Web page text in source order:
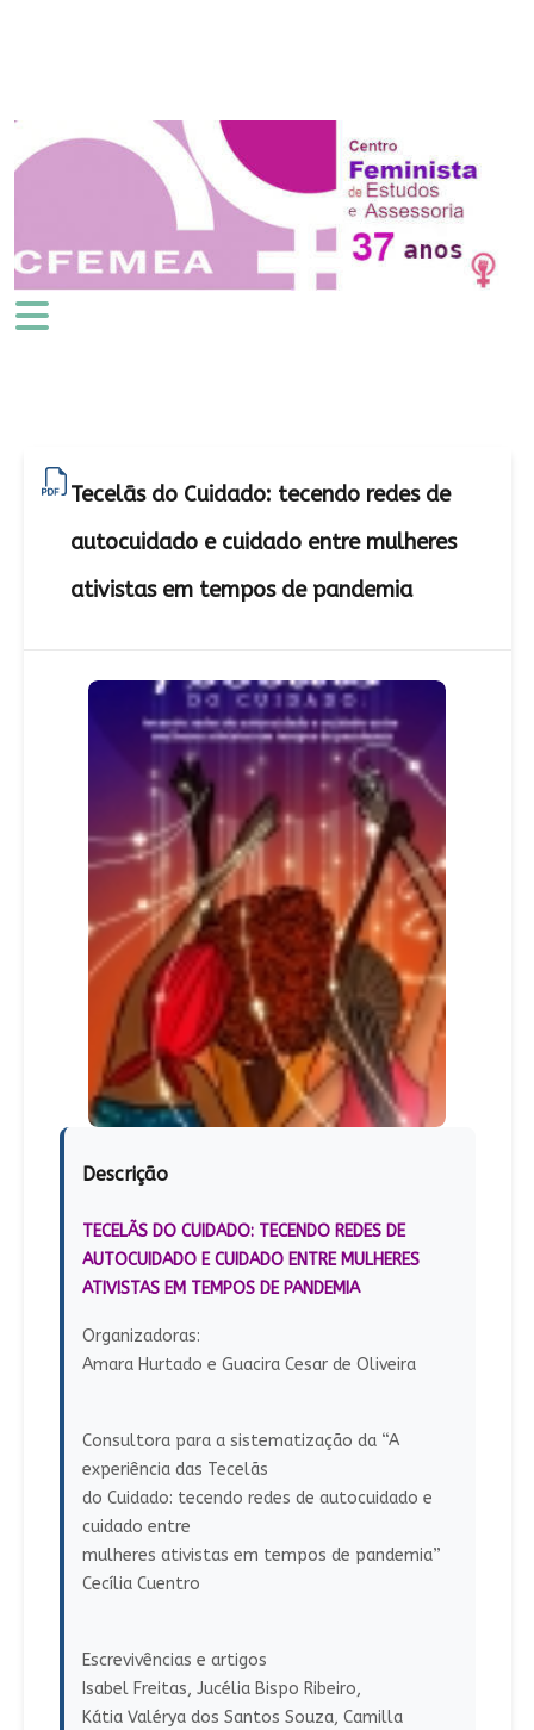
Tecelãs do Cuidado: tecendo redes de
autocuidado e cuidado entre mulheres
ativistas em tempos de pandemia
Descrição
TECELÃS DO CUIDADO: TECENDO REDES DE
AUTOCUIDADO E CUIDADO ENTRE MULHERES
ATIVISTAS EM TEMPOS DE PANDEMIA
Organizadoras:
Amara Hurtado e Guacira Cesar de Oliveira
Consultora para a sistematização da “A
experiência das Tecelãs
do Cuidado: tecendo redes de autocuidado e
cuidado entre
mulheres ativistas em tempos de pandemia”
Cecília Cuentro
Escrevivências e artigos
Isabel Freitas, Jucélia Bispo Ribeiro,
Kátia Valérya dos Santos Souza, Camilla